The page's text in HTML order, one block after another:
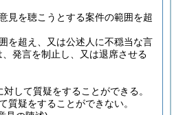
見を聴こうとする案件の範囲を超
を超え、又は公述人に不穏当な言
発言を制止し、又は退席させる
して質疑をすることができる。
質疑をすることができない。